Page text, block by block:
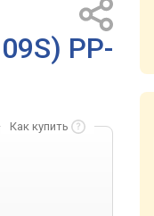
PP-
Как купить